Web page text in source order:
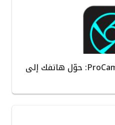
مراجعة تطبيق ProCam X – Lite: حوّل هاتفك إلى